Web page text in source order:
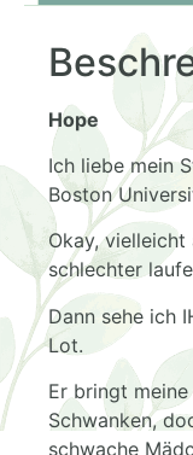
Hope
Ich liebe mein
Boston
Okay,
schlechter
Dann sehe ich
Lot.
Er bringt
Schwanken,
schwache